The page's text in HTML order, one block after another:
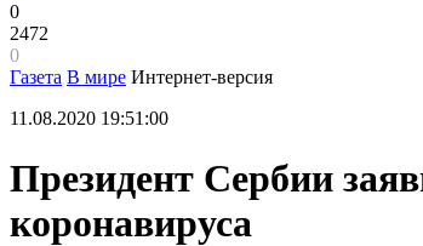
0
2472
0
Газета В мире Интернет-версия
11.08.2020 19:51:00
Президент Сербии
коронавируса